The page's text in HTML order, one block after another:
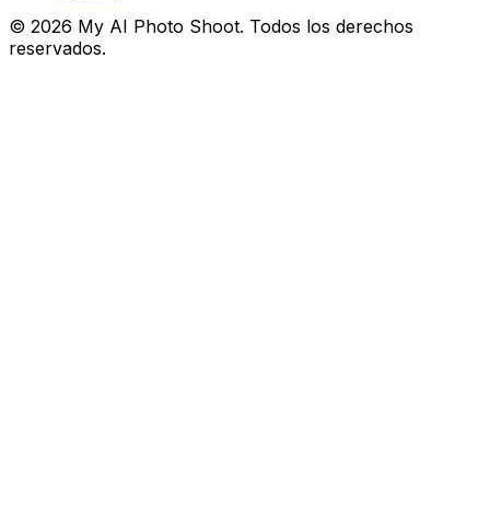
© 2026 My AI Photo Shoot. Todos los derechos
reservados.